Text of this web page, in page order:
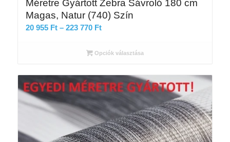
Méretre Gyártott Zebra Sávroló 180 cm
Magas, Natur (740) Szín
20 955 Ft – 223 770 FtÁrtartomány:
955 Ft
223
770 Ft
Opciók választása